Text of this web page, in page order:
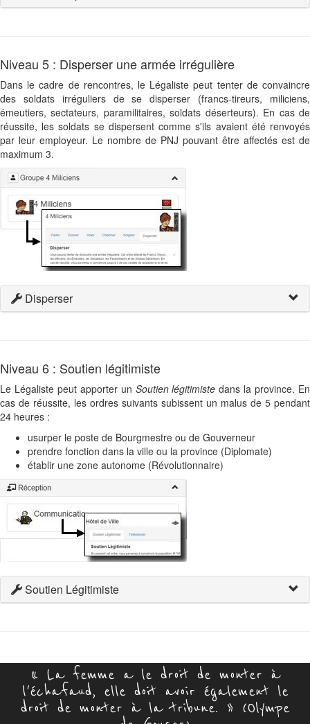
Niveau 5 : Disperser une armée irrégulière
Dans le cadre de rencontres, le Légaliste peut tenter de convaincre
des soldats irréguliers de se disperser (francs-tireurs, miliciens,
émeutiers, sectateurs, paramilitaires, soldats déserteurs). En cas de
réussite, les soldats se dispersent comme s'ils avaient été renvoyés
par leur employeur. Le nombre de PNJ pouvant être affectés est de
maximum 3.
Disperser
Niveau 6 : Soutien légitimiste
Le Légaliste peut apporter un Soutien légitimiste dans la province. En
cas de réussite, les ordres suivants subissent un malus de 5 pendant
24 heures :
usurper le poste de Bourgmestre ou de Gouverneur
prendre fonction dans la ville ou la province (Diplomate)
établir une zone autonome (Révolutionnaire)
Soutien Légitimiste
« La femme a le droit de monter à
l'échafaud, elle doit avoir également le
droit de monter à la tribune. » (Olympe